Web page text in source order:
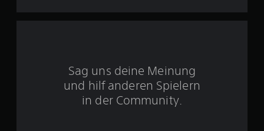
5
Sag uns deine Meinung
und hilf anderen Spielern
in der Community.